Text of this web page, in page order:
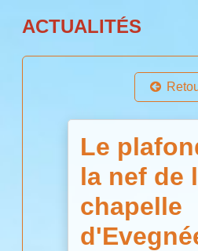
ACTUALITÉS
Le
la nef de
chapelle